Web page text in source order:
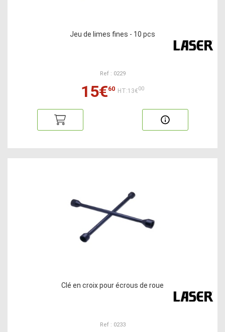
Jeu de limes fines - 10 pcs
Ref : 0229
15€60 HT:13€00
Clé en croix pour écrous de roue
Ref : 0233